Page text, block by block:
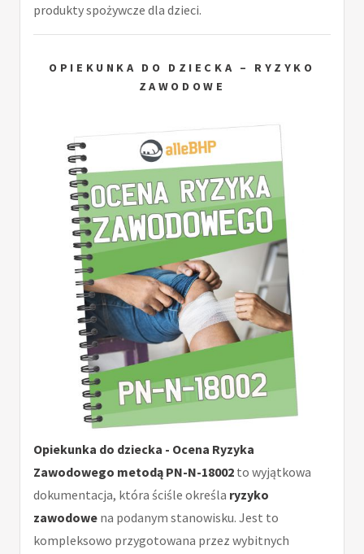
produkty spożywcze dla dzieci.
OPIEKUNKA DO DZIECKA – RYZYKO
ZAWODOWE
Opiekunka do dziecka - Ocena Ryzyka
Zawodowego metodą PN-N-18002 to wyjątkowa
dokumentacja, która ściśle określa ryzyko
zawodowe na podanym stanowisku. Jest to
kompleksowo przygotowana przez wybitnych